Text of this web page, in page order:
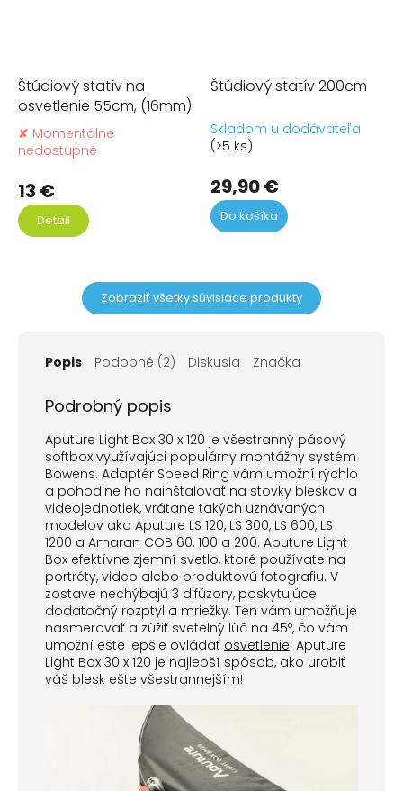
Štúdiový statív na
osvetlenie 55cm, (16mm)
Priemerné
produktu
✘ Momentálne
nedostupné
13 €
Detail
Štúdiový statív 200cm
Skladom u dodávateľa
(>5 ks)
29,90 €
Do košíka
Zobraziť všetky súvisiace produkty
Popis Podobné (2) Diskusia Značka
Podrobný popis
Aputure Light Box 30 x 120 je všestranný pásový
softbox využívajúci populárny montážny systém
Bowens. Adaptér Speed ​​Ring vám umožní rýchlo
a pohodlne ho nainštalovať na stovky bleskov a
videojednotiek, vrátane takých uznávaných
modelov ako Aputure LS 120, LS 300, LS 600, LS
1200 a Amaran COB 60, 100 a 200. Aputure Light
Box efektívne zjemní svetlo, ktoré používate na
portréty, video alebo produktovú fotografiu. V
zostave nechýbajú 3 difúzory, poskytujúce
dodatočný rozptyl a mriežky. Ten vám umožňuje
nasmerovať a zúžiť svetelný lúč na 45º, čo vám
umožní ešte lepšie ovládať osvetlenie. Aputure
Light Box 30 x 120 je najlepší spôsob, ako urobiť
váš blesk ešte všestrannejším!